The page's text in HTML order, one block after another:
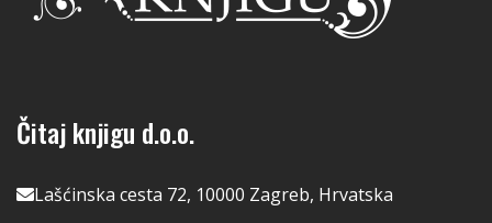
Čitaj knjigu d.o.o.
Lašćinska cesta 72, 10000 Zagreb, Hrvatska